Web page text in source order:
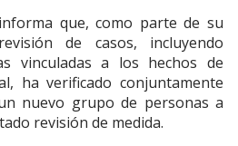
que, como parte de su
de casos, incluyendo
vinculadas a los hechos de
ha verificado conjuntamente
nuevo grupo de personas a
revisión de medida.